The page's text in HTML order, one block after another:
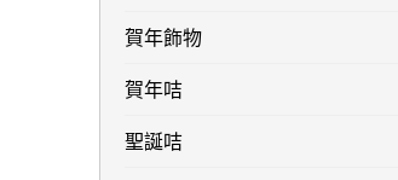
賀年飾物
賀年咭
聖誕咭